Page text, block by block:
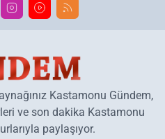
Kastamonu Gündem,
ve son dakika Kastamonu
paylaşıyor.